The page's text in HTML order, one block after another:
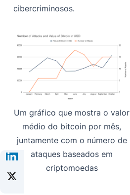
cibercriminosos.
Um gráfico que mostra o valor
médio do bitcoin por mês,
juntamente com o número de
ataques baseados em
criptomoedas